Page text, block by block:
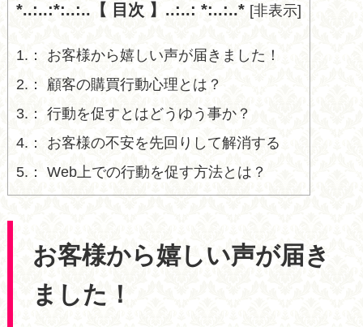
*..:..:*:..:..【 目次 】..:..: *:..:..* [非表示]
1.
お客様から嬉しい声が届きました！
2.
顧客の購買行動心理とは？
3.
行動を促すとはどうゆう事か？
4.
お客様の不安を先回りして解消する
5.
Web上での行動を促す方法とは？
お客様から嬉しい声が届き
ました！